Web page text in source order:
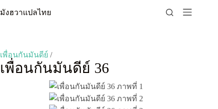
to
มังฮวาแปลไทย
เพื่อนกันมันดีย์ /
เพื่อนกันมันดีย์ 36